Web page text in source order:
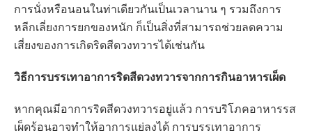
การนั่งหรือนอนในท่าเดียวกันเป็นเวลานาน ๆ รวมถึงการ
หลีกเลี่ยงการยกของหนัก ก็เป็นสิ่งที่สามารถช่วยลดความ
เสี่ยงของการเกิดริดสีดวงทวารได้เช่นกัน
วิธีการบรรเทาอาการริดสีดวงทวารจากการกินอาหารเผ็ด
หากคุณมีอาการริดสีดวงทวารอยู่แล้ว การบริโภคอาหารรส
เผ็ดร้อนอาจทำให้อาการแย่ลงได้ การบรรเทาอาการ